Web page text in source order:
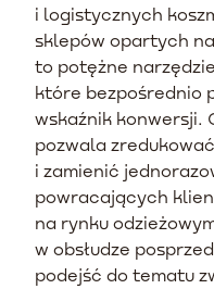
i logistycznych
sklepów opartych
to potężne
które bezpośrednio
wskaźnik konwersji.
pozwala
i zamienić
powracających
na rynku
w obsłudze
podejść do tematu